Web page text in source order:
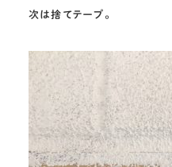
次は捨てテープ。